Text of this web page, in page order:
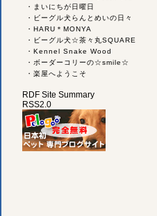
・
まいにちが日曜日
・
ビーグル犬らんとめいの日々
・ HARU＊MONYA
・
ビーグル犬☆茶々丸SQUARE
・ Kennel Snake Wood
・ ボーダーコリーの☆smile☆
・ 楽屋へようこそ
RDF Site Summary
RSS2.0